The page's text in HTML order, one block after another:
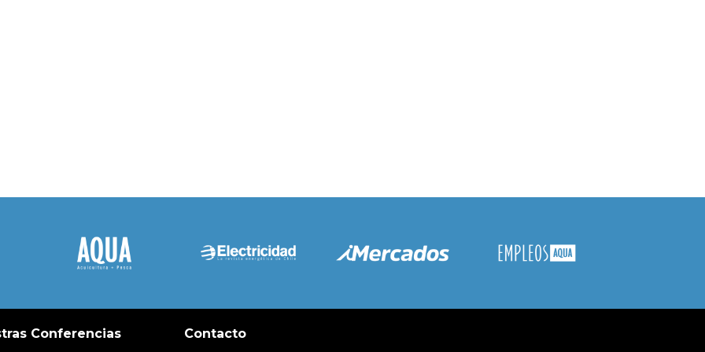
Conferencias Contacto